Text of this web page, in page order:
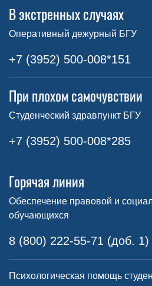
В экстренных случаях
Оперативный дежурный БГУ
+7 (3952) 500-008*151
При плохом самочувствии
Студенческий здравпункт БГУ
+7 (3952) 500-008*285
Горячая линия
Обеспечение правовой и
обучающихся
8 (800) 222-55-71 (доб. 1)
Психологическая помощь